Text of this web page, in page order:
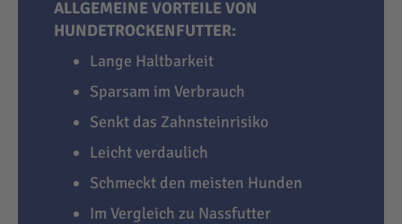
ALLGEMEINE VORTEILE VON
HUNDETROCKENFUTTER:
Lange Haltbarkeit
Sparsam im Verbrauch
Senkt das Zahnsteinrisiko
Leicht verdaulich
Schmeckt den meisten Hunden
Im Vergleich zu Nassfutter